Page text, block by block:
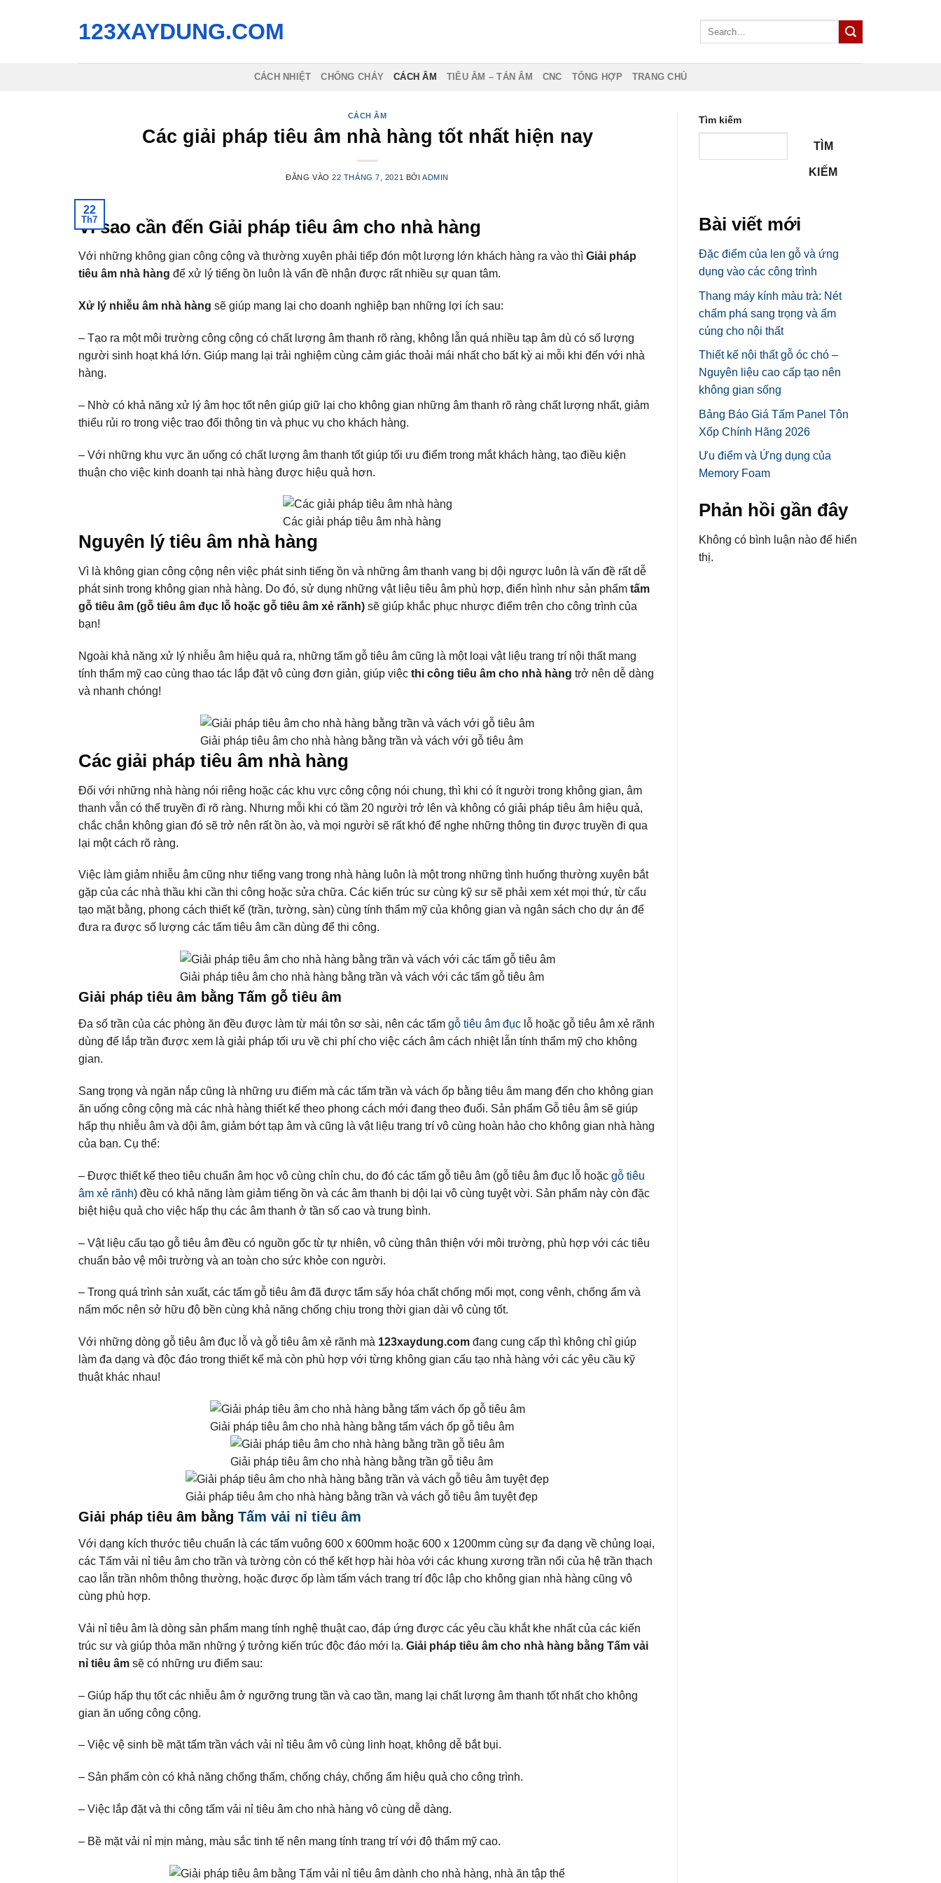
123XAYDUNG.COM
CÁCH NHIỆT CHỐNG CHÁY CÁCH ÂM TIÊU ÂM – TÁN ÂM CNC TỔNG HỢP TRANG CHỦ
CÁCH ÂM
Các giải pháp tiêu âm nhà hàng tốt nhất hiện nay
ĐĂNG VÀO22 THÁNG 7, 2021 BỞI ADMIN
22
Th7
Vì sao cần đến Giải pháp tiêu âm cho nhà hàng
Với những không gian công cộng và thường xuyên phải tiếp đón một lượng lớn khách hàng ra vào thì Giải pháp
tiêu âm nhà hàng để xử lý tiếng ồn luôn là vấn đề nhận được rất nhiều sự quan tâm.
Xử lý nhiễu âm nhà hàng sẽ giúp mang lại cho doanh nghiệp bạn những lợi ích sau:
– Tạo ra một môi trường công cộng có chất lượng âm thanh rõ ràng, không lẫn quá nhiều tạp âm dù có số lượng
người sinh hoạt khá lớn. Giúp mang lại trải nghiệm cùng cảm giác thoải mái nhất cho bất kỳ ai mỗi khi đến với nhà
hàng.
– Nhờ có khả năng xử lý âm học tốt nên giúp giữ lại cho không gian những âm thanh rõ ràng chất lượng nhất, giảm
thiểu rủi ro trong việc trao đổi thông tin và phục vụ cho khách hàng.
– Với những khu vực ăn uống có chất lượng âm thanh tốt giúp tối ưu điểm trong mắt khách hàng, tạo điều kiện
thuận cho việc kinh doanh tại nhà hàng được hiệu quả hơn.
Các giải pháp tiêu âm nhà hàng
Nguyên lý tiêu âm nhà hàng
Vì là không gian công cộng nên việc phát sinh tiếng ồn và những âm thanh vang bị dội ngược luôn là vấn đề rất dễ
phát sinh trong không gian nhà hàng. Do đó, sử dụng những vật liệu tiêu âm phù hợp, điển hình như sản phẩm tấm
gỗ tiêu âm (gỗ tiêu âm đục lỗ hoặc gỗ tiêu âm xẻ rãnh) sẽ giúp khắc phục nhược điểm trên cho công trình của
bạn!
Ngoài khả năng xử lý nhiễu âm hiệu quả ra, những tấm gỗ tiêu âm cũng là một loại vật liệu trang trí nội thất mang
tính thẩm mỹ cao cùng thao tác lắp đặt vô cùng đơn giản, giúp việc thi công tiêu âm cho nhà hàng trở nên dễ dàng
và nhanh chóng!
Giải pháp tiêu âm cho nhà hàng bằng trần và vách với gỗ tiêu âm
Các giải pháp tiêu âm nhà hàng
Đối với những nhà hàng nói riêng hoặc các khu vực công cộng nói chung, thì khi có ít người trong không gian, âm
thanh vẫn có thể truyền đi rõ ràng. Nhưng mỗi khi có tầm 20 người trở lên và không có giải pháp tiêu âm hiệu quả,
chắc chắn không gian đó sẽ trở nên rất ồn ào, và mọi người sẽ rất khó để nghe những thông tin được truyền đi qua
lại một cách rõ ràng.
Việc làm giảm nhiễu âm cũng như tiếng vang trong nhà hàng luôn là một trong những tình huống thường xuyên bắt
gặp của các nhà thầu khi cần thi công hoặc sửa chữa. Các kiến trúc sư cùng kỹ sư sẽ phải xem xét mọi thứ, từ cấu
tạo mặt bằng, phong cách thiết kế (trần, tường, sàn) cùng tính thẩm mỹ của không gian và ngân sách cho dự án để
đưa ra được số lượng các tấm tiêu âm cần dùng để thi công.
Giải pháp tiêu âm cho nhà hàng bằng trần và vách với các tấm gỗ tiêu âm
Giải pháp tiêu âm bằng Tấm gỗ tiêu âm
Đa số trần của các phòng ăn đều được làm từ mái tôn sơ sài, nên các tấm gỗ tiêu âm đục lỗ hoặc gỗ tiêu âm xẻ rãnh
dùng để lắp trần được xem là giải pháp tối ưu về chi phí cho việc cách âm cách nhiệt lẫn tính thẩm mỹ cho không
gian.
Sang trọng và ngăn nắp cũng là những ưu điểm mà các tấm trần và vách ốp bằng tiêu âm mang đến cho không gian
ăn uống công cộng mà các nhà hàng thiết kế theo phong cách mới đang theo đuổi. Sản phẩm Gỗ tiêu âm sẽ giúp
hấp thụ nhiễu âm và dội âm, giảm bớt tạp âm và cũng là vật liệu trang trí vô cùng hoàn hảo cho không gian nhà hàng
của bạn. Cụ thể:
– Được thiết kế theo tiêu chuẩn âm học vô cùng chỉn chu, do đó các tấm gỗ tiêu âm (gỗ tiêu âm đục lỗ hoặc gỗ tiêu
âm xẻ rãnh) đều có khả năng làm giảm tiếng ồn và các âm thanh bị dội lại vô cùng tuyệt vời. Sản phẩm này còn đặc
biệt hiệu quả cho việc hấp thụ các âm thanh ở tần số cao và trung bình.
– Vật liệu cấu tạo gỗ tiêu âm đều có nguồn gốc từ tự nhiên, vô cùng thân thiện với môi trường, phù hợp với các tiêu
chuẩn bảo vệ môi trường và an toàn cho sức khỏe con người.
– Trong quá trình sản xuất, các tấm gỗ tiêu âm đã được tẩm sấy hóa chất chống mối mọt, cong vênh, chống ẩm và
nấm mốc nên sở hữu độ bền cùng khả năng chống chịu trong thời gian dài vô cùng tốt.
Với những dòng gỗ tiêu âm đục lỗ và gỗ tiêu âm xẻ rãnh mà 123xaydung.com đang cung cấp thì không chỉ giúp
làm đa dạng và độc đáo trong thiết kế mà còn phù hợp với từng không gian cấu tạo nhà hàng với các yêu cầu kỹ
thuật khác nhau!
Giải pháp tiêu âm cho nhà hàng bằng tấm vách ốp gỗ tiêu âm
Giải pháp tiêu âm cho nhà hàng bằng trần gỗ tiêu âm
Giải pháp tiêu âm cho nhà hàng bằng trần và vách gỗ tiêu âm tuyệt đẹp
Giải pháp tiêu âm bằng Tấm vải nỉ tiêu âm
Với dạng kích thước tiêu chuẩn là các tấm vuông 600 x 600mm hoặc 600 x 1200mm cùng sự đa dạng về chủng loại,
các Tấm vải nỉ tiêu âm cho trần và tường còn có thể kết hợp hài hòa với các khung xương trần nổi của hệ trần thạch
cao lẫn trần nhôm thông thường, hoặc được ốp làm tấm vách trang trí độc lập cho không gian nhà hàng cũng vô
cùng phù hợp.
Vải nỉ tiêu âm là dòng sản phẩm mang tính nghệ thuật cao, đáp ứng được các yêu cầu khắt khe nhất của các kiến
trúc sư và giúp thỏa mãn những ý tưởng kiến trúc độc đáo mới lạ. Giải pháp tiêu âm cho nhà hàng bằng Tấm vải
nỉ tiêu âm sẽ có những ưu điểm sau:
– Giúp hấp thụ tốt các nhiễu âm ở ngưỡng trung tần và cao tần, mang lại chất lượng âm thanh tốt nhất cho không
gian ăn uống công cộng.
– Việc vệ sinh bề mặt tấm trần vách vải nỉ tiêu âm vô cùng linh hoạt, không dễ bắt bụi.
– Sản phẩm còn có khả năng chống thấm, chống cháy, chống ẩm hiệu quả cho công trình.
– Việc lắp đặt và thi công tấm vải nỉ tiêu âm cho nhà hàng vô cùng dễ dàng.
– Bề mặt vải nỉ mịn màng, màu sắc tinh tế nên mang tính trang trí với độ thẩm mỹ cao.
Tìm kiếm
TÌM
KIẾM
Bài viết mới
Đặc điểm của len gỗ và ứng
dụng vào các công trình
Thang máy kính màu trà: Nét
chấm phá sang trọng và ấm
cúng cho nội thất
Thiết kế nội thất gỗ óc chó –
Nguyên liệu cao cấp tạo nên
không gian sống
Bảng Báo Giá Tấm Panel Tôn
Xốp Chính Hãng 2026
Ưu điểm và Ứng dụng của
Memory Foam
Phản hồi gần đây
Không có bình luận nào để hiển
thị.